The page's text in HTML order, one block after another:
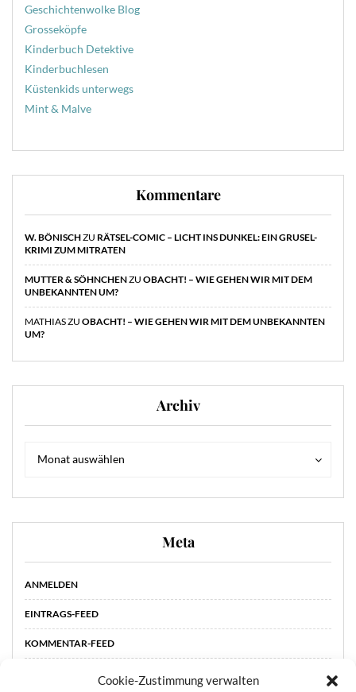
Cookie-Zustimmung verwalten
Geschichtenwolke Blog
Grosseköpfe
Kinderbuch Detektive
Kinderbuchlesen
Küstenkids unterwegs
Mint & Malve
Kommentare
W. BÖNISCHZU RÄTSEL-COMIC – LICHT INS DUNKEL: EIN GRUSEL-
KRIMI ZUM MITRATEN
MUTTER & SÖHNCHENZU OBACHT! – WIE GEHEN WIR MIT DEM
UNBEKANNTEN UM?
MATHIASZU OBACHT! – WIE GEHEN WIR MIT DEM UNBEKANNTEN
UM?
Archiv
Monat auswählen
Meta
ANMELDEN
EINTRAGS-FEED
KOMMENTAR-FEED